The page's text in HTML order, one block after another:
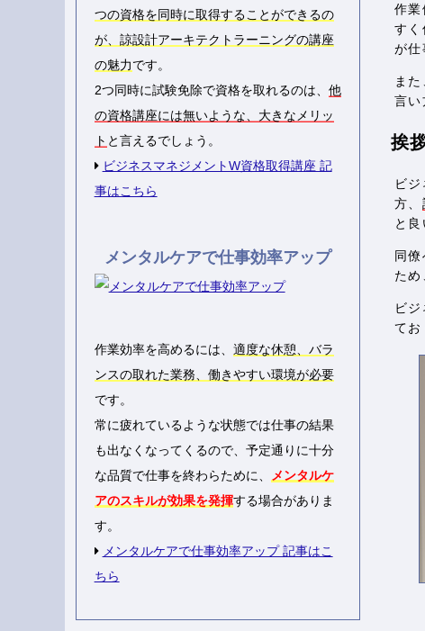
作業
すく
が仕
ま
言い
挨
ビ
方、
と良
同
た
ビ
てお
つの資格を同時に取得することができるの
が、諒設計アーキテクトラーニングの講座
の魅力です。
2つ同時に試験免除で資格を取れるのは、 他
の資格講座には無いような、大きなメリッ
ト と言えるでしょう。
ビジネスマネジメントW資格取得講座 記
事はこちら
メンタルケアで仕事効率アップ
作業効率を高めるには、 適度な休憩、バラ
ンスの取れた業務、働きやすい環境が必要
です。
常に疲れているような状態では仕事の結果
も出なくなってくるので、予定通りに十分
な品質で仕事を終わらために、
メンタルケ
アのスキルが効果を発揮する場合がありま
す。
メンタルケアで仕事効率アップ 記事はこ
ちら